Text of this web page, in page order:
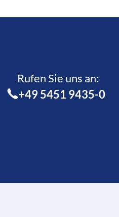
Rufen Sie uns an:­
+49 5451 9435-0